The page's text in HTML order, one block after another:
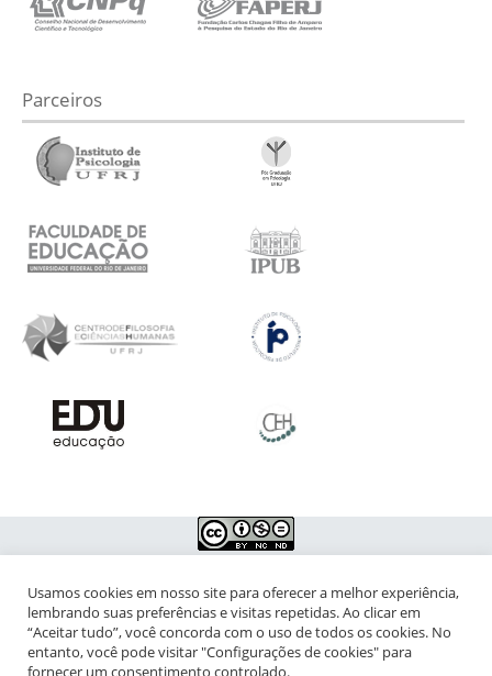
Parceiros
NIPIAC – Núcleo Interdisciplinar de Pesquisa para a Infância e
Adolescência Contemporâneas
Universidade Federal do Rio de Janeiro - Campus da Praia Vermelha
Usamos cookies em nosso site para oferecer a melhor experiência,
lembrando suas preferências e visitas repetidas. Ao clicar em
“Aceitar tudo”, você concorda com o uso de todos os cookies. No
entanto, você pode visitar "Configurações de cookies" para
fornecer um consentimento controlado.